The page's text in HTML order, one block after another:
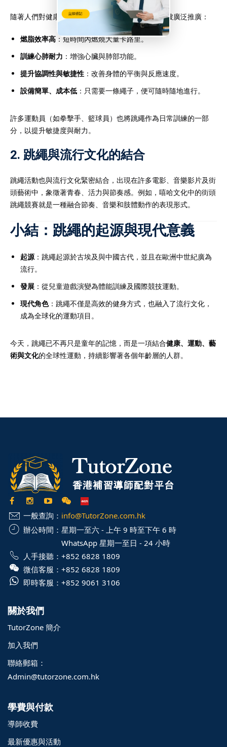
隨著人們對健康意識的提升，跳繩因其以下優點而被廣泛推廣：
燃脂效率高 ：短時間內燃燒大量卡路里。
訓練心肺耐力 ：增強心臟與肺部功能。
提升協調性與敏捷性 ：改善身體的平衡與反應速度。
設備簡單、成本低 ：只需要一條繩子，便可隨時隨地進行。
許多運動員（如拳擊手、籃球員）也將跳繩作為日常訓練的一部
分，以提升敏捷度與耐力。
2. 跳繩與流行文化的結合
跳繩活動也與流行文化緊密結合，出現在許多電影、音樂影片及街
頭藝術中，象徵著青春、活力與節奏感。例如，嘻哈文化中的街頭
跳繩競賽就是一種融合節奏、音樂和肢體動作的表現形式。
小結：跳繩的起源與現代意義
起源：跳繩起源於古埃及與中國古代，並且在歐洲中世紀廣為
流行。
發展 ：從兒童遊戲演變為體能訓練及國際競技運動。
現代角色：跳繩不僅是高效的健身方式，也融入了流行文化，
成為全球化的運動項目。
今天，跳繩已不再只是童年的記憶，而是一項結合健康、運動、藝
術與文化的全球性運動，持續影響著各個年齡層的人群。
一般查詢： info@TutorZone.com.hk
辦公時間： 星期一至六 - 上午 9 時至下午 6 時
WhatsApp 星期一至日 - 24 小時
人手接聽： +852 6828 1809
微信客服： +852 6828 1809
即時客服： +852 9061 3106
關於我們
TutorZone 簡介
加入我們
聯絡郵箱：
Admin@tutorzone.com.hk
學費與付款
導師收費
最新優惠與活動